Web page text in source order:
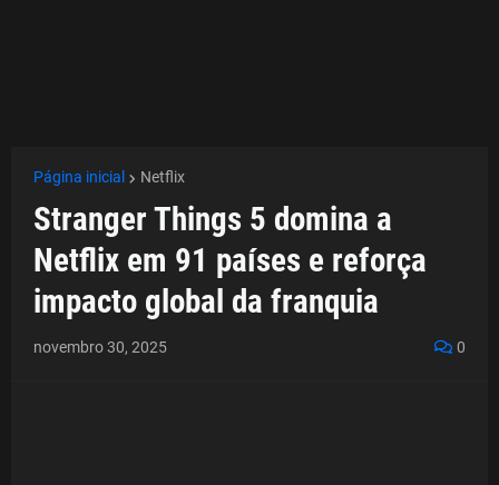
Página inicial Netflix
Stranger Things 5 domina a
Netflix em 91 países e reforça
impacto global da franquia
novembro 30, 2025 0